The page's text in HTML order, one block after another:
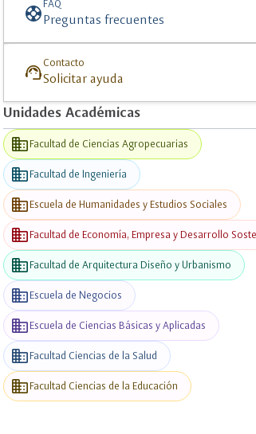
supportFAQ
Preguntas frecuentes
support_agent Contacto
Solicitar ayuda
Unidades Académicas
businessFacultad de Ciencias Agropecuarias
businessFacultad de Ingeniería
businessEscuela de Humanidades y Estudios Sociales
businessFacultad de Economía, Empresa y Desarrollo
FEEDS
businessFacultad de Arquitectura Diseño y Urbanismo
businessEscuela de Negocios
businessEscuela de Ciencias Básicas y Aplicadas
businessFacultad Ciencias de la Salud
businessFacultad Ciencias de la Educación